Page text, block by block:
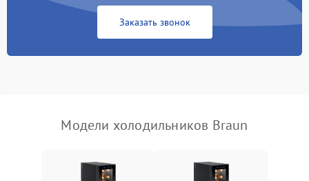
Сбой в работе инвертора
работе
2000 ₽ Подробнее →
Заказать звонок
Модели холодильников Braun